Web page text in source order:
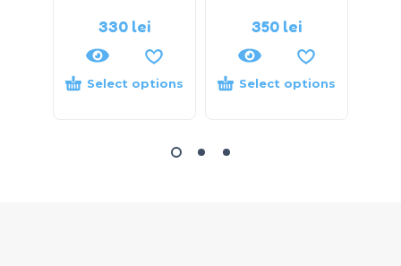
330 lei
Select options
350 lei
Select options